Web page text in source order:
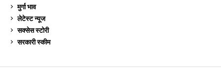
मुर्गा भाव
लेटेस्ट न्यूज
सक्सेस स्टो‍री
सरकारी स्की‍म